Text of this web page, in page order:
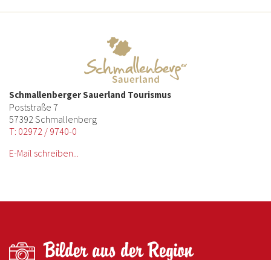
Schmallenberger Sauerland Tourismus
Poststraße 7
57392 Schmallenberg
T: 02972 / 9740-0
E-Mail schreiben...
Bilder aus der Region